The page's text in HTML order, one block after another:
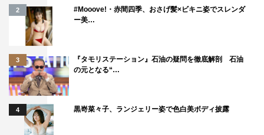
2
#Mooove!・赤間四季、おさげ髪×ビキニ姿でスレンダ
ー美…
3
『タモリステーション』石油の疑問を徹底解剖 石油
の元となる“…
4 黒嵜菜々子、ランジェリー姿で色白美ボディ披露